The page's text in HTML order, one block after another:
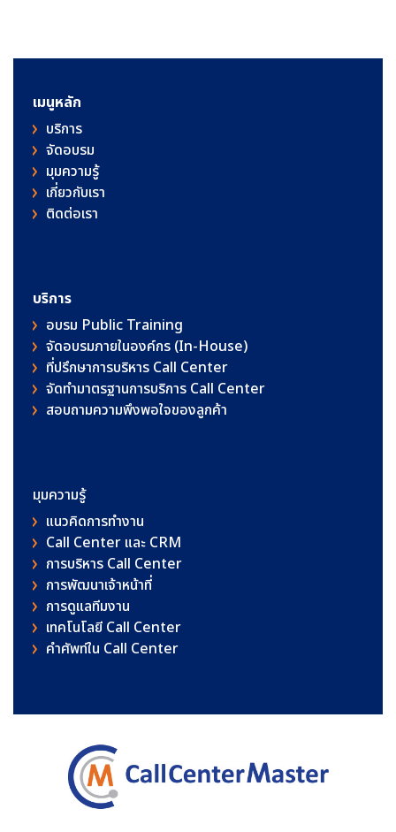
เมนูหลัก
บริการ
จัดอบรม
มุมความรู้
เกี่ยวกับเรา
ติดต่อเรา
บริการ
อบรม Public Training
จัดอบรมภายในองค์กร (In-House)
ที่ปรึกษาการบริหาร Call Center
จัดทำมาตรฐานการบริการ Call Center
สอบถามความพึงพอใจของลูกค้า
มุมความรู้
แนวคิดการทำงาน
Call Center และ CRM
การบริหาร Call Center
การพัฒนาเจ้าหน้าที่
การดูแลทีมงาน
เทคโนโลยี Call Center
คําศัพท์ใน Call Center